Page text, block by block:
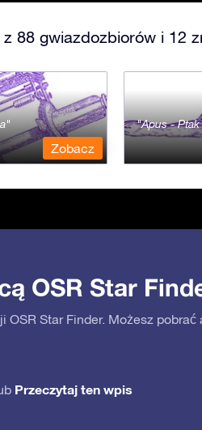
88 gwiazdozbiorów i 12
Zobacz
Apus - Ptak
OSR Star
Star Finder. Możesz pobrać
Przeczytaj ten wpis